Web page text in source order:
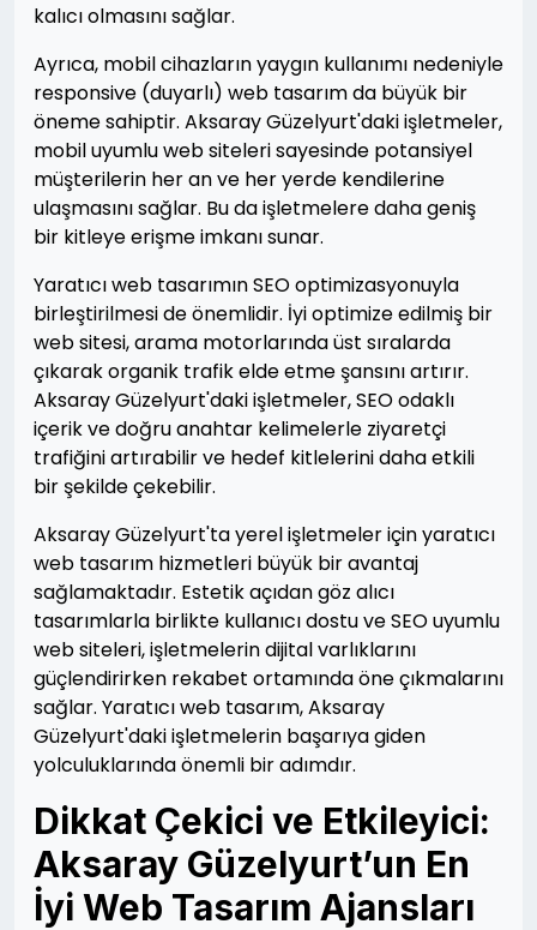
kalıcı olmasını sağlar.
Ayrıca, mobil cihazların yaygın kullanımı nedeniyle
responsive (duyarlı) web tasarım da büyük bir
öneme sahiptir. Aksaray Güzelyurt'daki işletmeler,
mobil uyumlu web siteleri sayesinde potansiyel
müşterilerin her an ve her yerde kendilerine
ulaşmasını sağlar. Bu da işletmelere daha geniş
bir kitleye erişme imkanı sunar.
Yaratıcı web tasarımın SEO optimizasyonuyla
birleştirilmesi de önemlidir. İyi optimize edilmiş bir
web sitesi, arama motorlarında üst sıralarda
çıkarak organik trafik elde etme şansını artırır.
Aksaray Güzelyurt'daki işletmeler, SEO odaklı
içerik ve doğru anahtar kelimelerle ziyaretçi
trafiğini artırabilir ve hedef kitlelerini daha etkili
bir şekilde çekebilir.
Aksaray Güzelyurt'ta yerel işletmeler için yaratıcı
web tasarım hizmetleri büyük bir avantaj
sağlamaktadır. Estetik açıdan göz alıcı
tasarımlarla birlikte kullanıcı dostu ve SEO uyumlu
web siteleri, işletmelerin dijital varlıklarını
güçlendirirken rekabet ortamında öne çıkmalarını
sağlar. Yaratıcı web tasarım, Aksaray
Güzelyurt'daki işletmelerin başarıya giden
yolculuklarında önemli bir adımdır.
Dikkat Çekici ve Etkileyici:
Aksaray Güzelyurt’un En
İyi Web Tasarım Ajansları